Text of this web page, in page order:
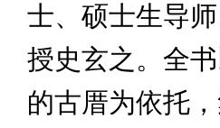
士、硕士生导
授史玄之。全
的古厝为依托